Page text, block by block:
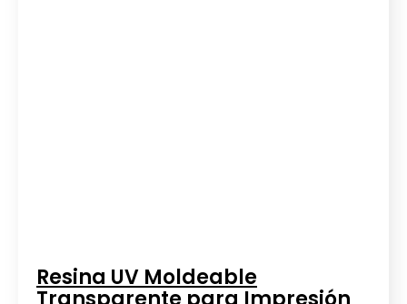
Resina UV Moldeable